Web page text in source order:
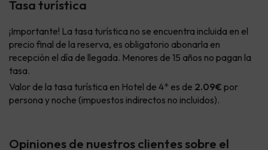
Tasa turística
¡Importante! La tasa turística no se encuentra incluida en el
precio final de la reserva, es obligatorio abonarla en
recepción el día de llegada. Menores de 15 años no pagan la
tasa.
Valor de la tasa turística en Hotel de 4* es de 2.09€ por
persona y noche (impuestos indirectos no incluidos).
Opiniones de nuestros clientes sobre el